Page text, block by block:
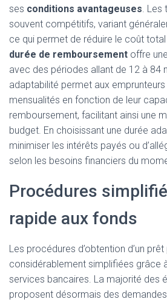
ses conditions avantageuses. Les
souvent compétitifs, variant
ce qui permet de réduire le coût
durée de remboursement offre
avec des périodes allant de 12 à 84
adaptabilité permet aux emprunteurs
mensualités en fonction de leur
remboursement, facilitant ainsi une
budget. En choisissant une durée
minimiser les intérêts payés ou
selon les besoins financiers du
Procédures
rapide aux fonds
Les procédures d’obtention d’un
considérablement simplifiées grâce
services bancaires. La majorité des
proposent désormais des